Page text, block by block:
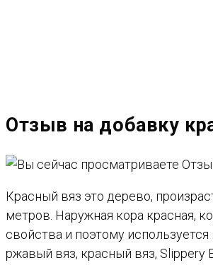
Отзыв на добавку
Красный вяз это дерево,
метров. Наружная кора красная,
свойства и поэтому
ржавый вяз, красный вяз, Slippery